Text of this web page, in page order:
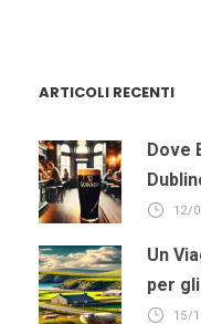
ARTICOLI RECENTI
Dove
12/
Un
per
15/